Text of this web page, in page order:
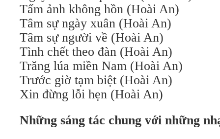
Tấm ảnh không hồn (Hoài An)
Tâm sự ngày xuân (Hoài An)
Tâm sự người về (Hoài An)
Tình chết theo đàn (Hoài An)
Trăng lúa miền Nam (Hoài An)
Trước giờ tạm biệt (Hoài An)
Xin đừng lỗi hẹn (Hoài An)
Những sáng tác chung với những